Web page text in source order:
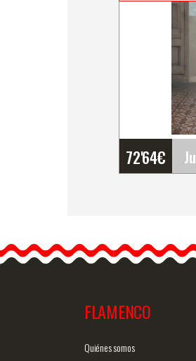
72'64€
Jupe
FLAMENCO
Quiénes somos